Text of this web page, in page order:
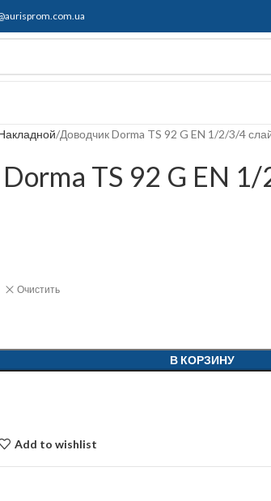
Доводчик Dorma TS 92 G EN 1/2/3/4
TS 92 G EN
Очистить
В КОРЗИНУ
Add to wishlist